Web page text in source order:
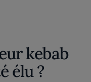
kebab
élu ?